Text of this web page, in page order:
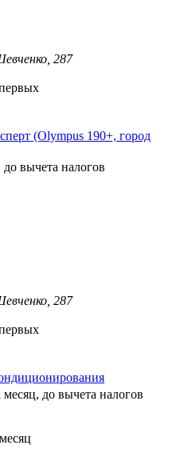
287
(Olympus 190+, город
до вычета налогов
287
месяц, до вычета налогов